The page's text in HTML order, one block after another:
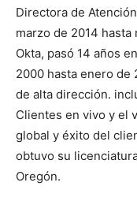
Directora de
marzo de 2014
Okta, pasó 14 años
2000 hasta enero de
de alta dirección.
Clientes en vivo y el
global y éxito del
obtuvo su
Oregón.